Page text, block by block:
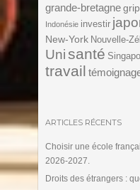
grande-bretagne
Indonésie investir
New-York Nouvelle-
Unisanté
travail
ARTICLES RÉCENTS
Choisir une école
2026-2027.
Droits des étrangers :